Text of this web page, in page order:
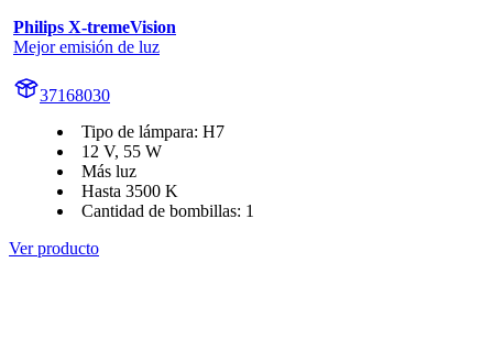
Philips X-tremeVision
Mejor emisión de luz
37168030
Tipo de lámpara: H7
12 V, 55 W
Más luz
Hasta 3500 K
Cantidad de bombillas: 1
Ver producto